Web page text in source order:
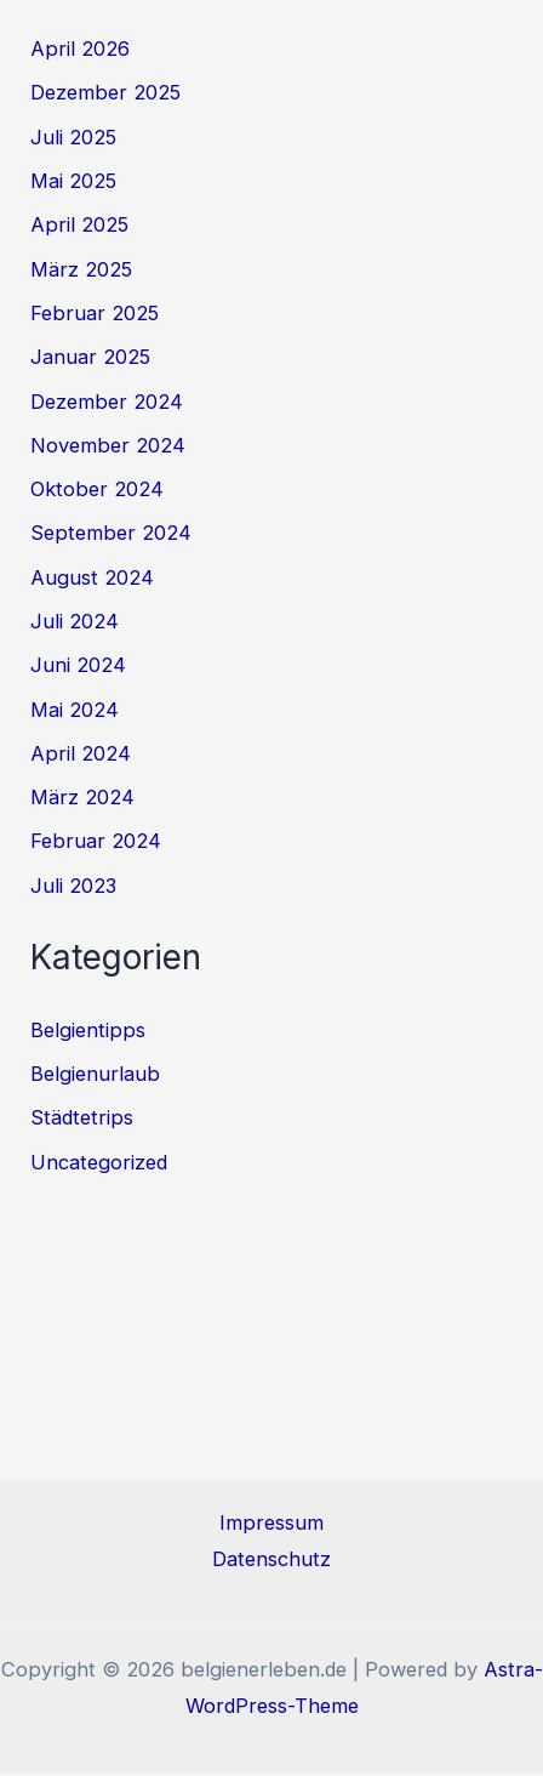
April 2026
Dezember 2025
Juli 2025
Mai 2025
April 2025
März 2025
Februar 2025
Januar 2025
Dezember 2024
November 2024
Oktober 2024
September 2024
August 2024
Juli 2024
Juni 2024
Mai 2024
April 2024
März 2024
Februar 2024
Juli 2023
Kategorien
Belgientipps
Belgienurlaub
Städtetrips
Uncategorized
Impressum
Datenschutz
Copyright © 2026 belgienerleben.de | Powered by Astra-
WordPress-Theme